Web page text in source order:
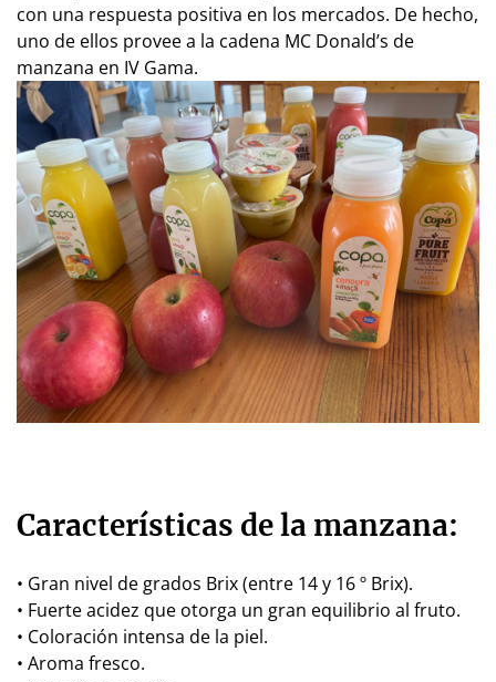
con una respuesta positiva en los mercados. De hecho,
uno de ellos provee a la cadena MC Donald’s de
manzana en IV Gama.
Características de la manzana:
• Gran nivel de grados Brix (entre 14 y 16 º Brix).
• Fuerte acidez que otorga un gran equilibrio al fruto.
• Coloración intensa de la piel.
• Aroma fresco.